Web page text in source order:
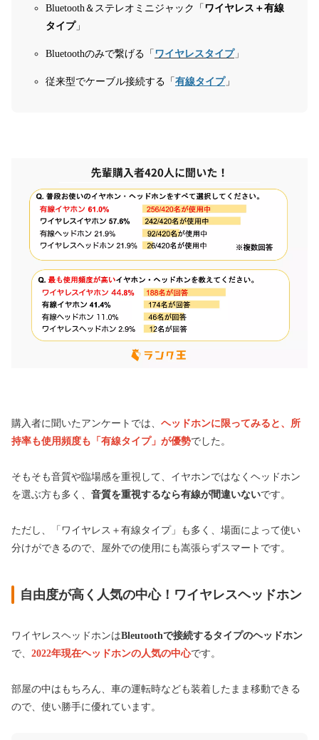
Bluetooth＆ステレオミニジャック「 ワイヤレス＋有線
タイプ」
Bluetoothのみで繋げる「 ワイヤレスタイプ」
従来型でケーブル接続する「 有線タイプ」
購入者に聞いたアンケートでは、 ヘッドホンに限ってみると、所
持率も使用頻度も「有線タイプ」が優勢でした。
そもそも音質や臨場感を重視して、イヤホンではなくヘッドホン
を選ぶ方も多く、 音質を重視するなら有線が間違いないです。
ただし、「ワイヤレス＋有線タイプ」も多く、場面によって使い
分けができるので、屋外での使用にも嵩張らずスマートです。
自由度が高く人気の中心！ワイヤレスヘッドホン
ワイヤレスヘッドホンはBleutoothで接続するタイプのヘッドホン
で、 2022年現在ヘッドホンの人気の中心です。
部屋の中はもちろん、車の運転時なども装着したまま移動できる
ので、使い勝手に優れています。